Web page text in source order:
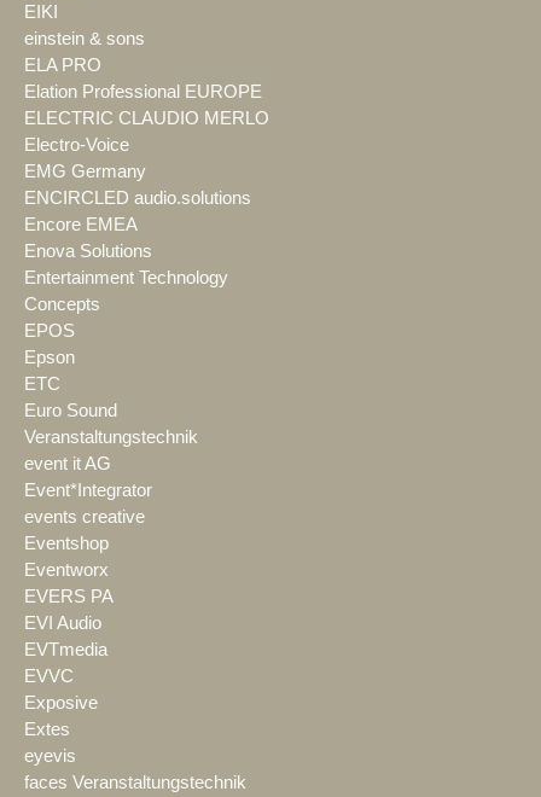
EIKI
einstein & sons
ELA PRO
Elation Professional EUROPE
ELECTRIC CLAUDIO MERLO
Electro-Voice
EMG Germany
ENCIRCLED audio.solutions
Encore EMEA
Enova Solutions
Entertainment Technology
Concepts
EPOS
Epson
ETC
Euro Sound
Veranstaltungstechnik
event it AG
Event*Integrator
events creative
Eventshop
Eventworx
EVERS PA
EVI Audio
EVTmedia
EVVC
Exposive
Extes
eyevis
faces Veranstaltungstechnik